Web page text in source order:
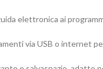
elettronica ai
via USB o internet